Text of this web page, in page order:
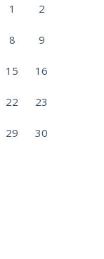
1 2
8 9
15 16
22 23
29 30